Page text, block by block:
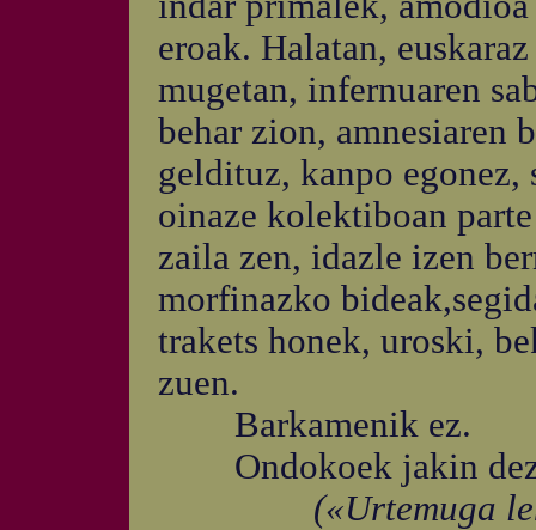
eroak. Halatan,
mugetan, infernuaren
behar zion, amnesiaren
geldituz, kanpo egonez,
oinaze kolektiboan
zaila zen, idazle izen
morfinazko
trakets honek, uroski,
zuen.
Barkamenik ez.
Ondokoek jakin
(«Urtemuga